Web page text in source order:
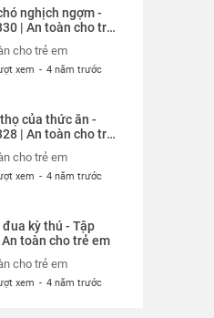
nghịch ngợm -
| An toàn cho trẻ
cho trẻ em
xem - 4 năm trước
của thức ăn -
| An toàn cho trẻ
cho trẻ em
xem - 4 năm trước
đua kỳ thú - Tập
toàn cho trẻ em
cho trẻ em
xem - 4 năm trước